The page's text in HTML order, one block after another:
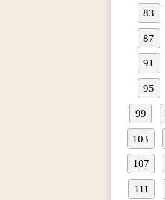
83
87
91
95
99
103
107
111